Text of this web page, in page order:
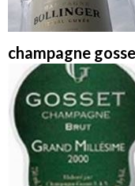
champagne